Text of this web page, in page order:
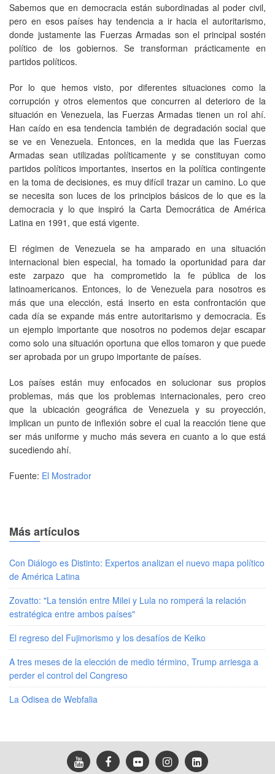
Sabemos que en democracia están subordinadas al poder civil,
pero en esos países hay tendencia a ir hacia el autoritarismo,
donde justamente las Fuerzas Armadas son el principal sostén
político de los gobiernos. Se transforman prácticamente en
partidos políticos.
Por lo que hemos visto, por diferentes situaciones como la
corrupción y otros elementos que concurren al deterioro de la
situación en Venezuela, las Fuerzas Armadas tienen un rol ahí.
Han caído en esa tendencia también de degradación social que
se ve en Venezuela. Entonces, en la medida que las Fuerzas
Armadas sean utilizadas políticamente y se constituyan como
partidos políticos importantes, insertos en la política contingente
en la toma de decisiones, es muy difícil trazar un camino. Lo que
se necesita son luces de los principios básicos de lo que es la
democracia y lo que inspiró la Carta Democrática de América
Latina en 1991, que está vigente.
El régimen de Venezuela se ha amparado en una situación
internacional bien especial, ha tomado la oportunidad para dar
este zarpazo que ha comprometido la fe pública de los
latinoamericanos. Entonces, lo de Venezuela para nosotros es
más que una elección, está inserto en esta confrontación que
cada día se expande más entre autoritarismo y democracia. Es
un ejemplo importante que nosotros no podemos dejar escapar
como solo una situación oportuna que ellos tomaron y que puede
ser aprobada por un grupo importante de países.
Los países están muy enfocados en solucionar sus propios
problemas, más que los problemas internacionales, pero creo
que la ubicación geográfica de Venezuela y su proyección,
implican un punto de inflexión sobre el cual la reacción tiene que
ser más uniforme y mucho más severa en cuanto a lo que está
sucediendo ahí.
Fuente: El Mostrador
Más artículos
Con Diálogo es Distinto: Expertos analizan el nuevo mapa político
de América Latina
Zovatto: "La tensión entre Milei y Lula no romperá la relación
estratégica entre ambos países"
El regreso del Fujimorismo y los desafíos de Keiko
A tres meses de la elección de medio término, Trump arriesga a
perder el control del Congreso
La Odisea de Webfalia